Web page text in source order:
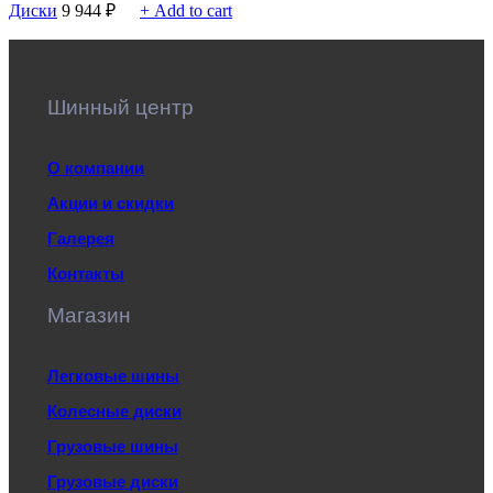
Диски 9 944 ₽ + Add to cart
Шинный центр
О компании
Акции и скидки
Галерея
Контакты
Магазин
Легковые шины
Колесные диски
Грузовые шины
Грузовые диски